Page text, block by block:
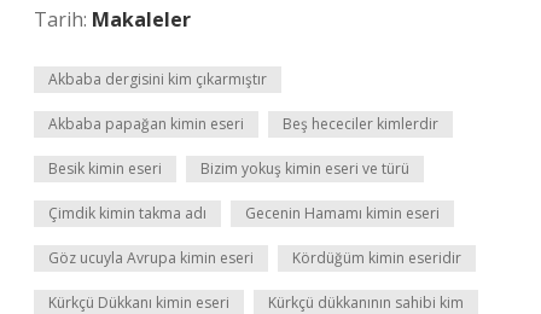
Tarih: Makaleler
Akbaba dergisini kim çıkarmıştır
Akbaba papağan kimin eseri Beş hececiler kimlerdir
Besik kimin eseri Bizim yokuş kimin eseri ve türü
Çimdik kimin takma adı Gecenin Hamamı kimin eseri
Göz ucuyla Avrupa kimin eseri Kördüğüm kimin eseridir
Kürkçü Dükkanı kimin eseri Kürkçü dükkanının sahibi kim